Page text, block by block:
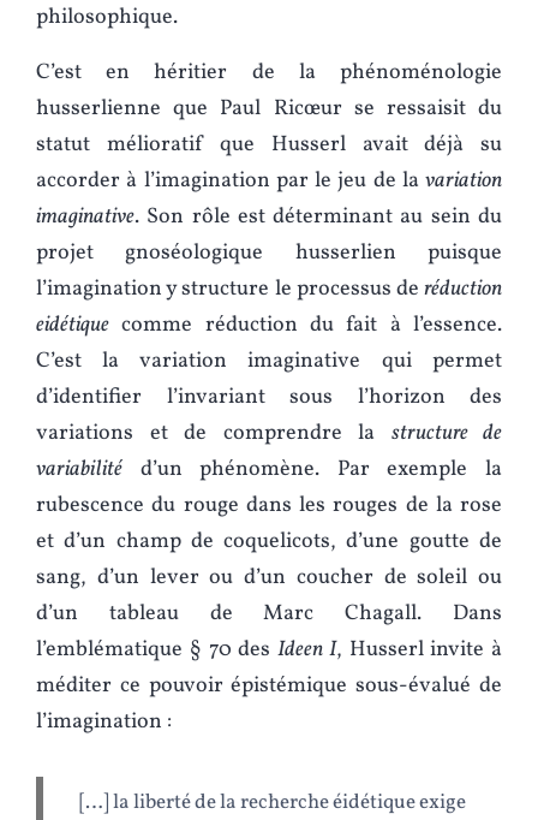
philosophique.
C’est en héritier de la phénoménologie
husserlienne que Paul Ricœur se ressaisit du
statut mélioratif que Husserl avait déjà su
accorder à l’imagination par le jeu de la variation
imaginative. Son rôle est déterminant au sein du
projet gnoséologique husserlien puisque
l’imagination y structure le processus de réduction
eidétique comme réduction du fait à l’essence.
C’est la variation imaginative qui permet
d’identifier l’invariant sous l’horizon des
variations et de comprendre la structure de
variabilité d’un phénomène. Par exemple la
rubescence du rouge dans les rouges de la rose
et d’un champ de coquelicots, d’une goutte de
sang, d’un lever ou d’un coucher de soleil ou
d’un tableau de Marc Chagall. Dans
l’emblématique § 70 des Ideen I, Husserl invite à
méditer ce pouvoir épistémique sous-évalué de
l’imagination :
[…] la liberté de la recherche éidétique exige